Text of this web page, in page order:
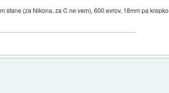
stane (za Nikona, za C ne vem), 600 evrov, 18mm pa